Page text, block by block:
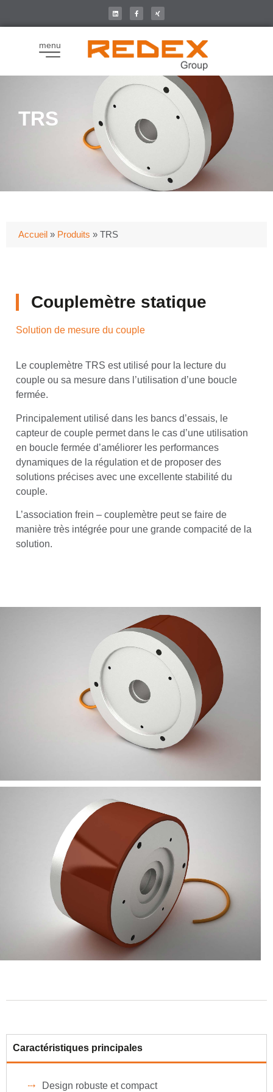
menu
TRS
Accueil » Produits » TRS
Couplemètre statique
Solution de mesure du couple
Le couplemètre TRS est utilisé pour la lecture du
couple ou sa mesure dans l’utilisation d’une boucle
fermée.
Principalement utilisé dans les bancs d’essais, le
capteur de couple permet dans le cas d’une utilisation
en boucle fermée d’améliorer les performances
dynamiques de la régulation et de proposer des
solutions précises avec une excellente stabilité du
couple.
L’association frein – couplemètre peut se faire de
manière très intégrée pour une grande compacité de la
solution.
Caractéristiques principales
Design robuste et compact